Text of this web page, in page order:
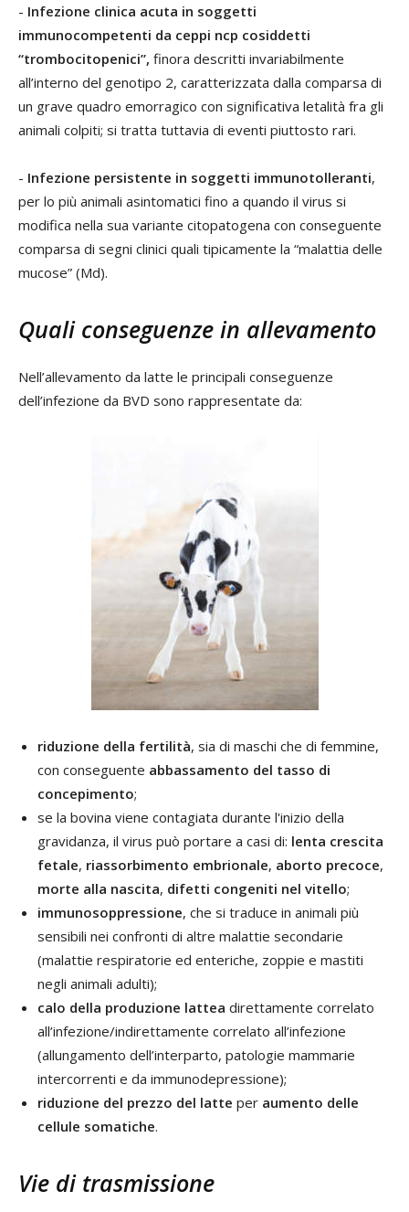
- Infezione clinica acuta in soggetti
immunocompetenti da ceppi ncp cosiddetti
“trombocitopenici”, finora descritti invariabilmente
all’interno del genotipo 2, caratterizzata dalla comparsa di
un grave quadro emorragico con significativa letalità fra gli
animali colpiti; si tratta tuttavia di eventi piuttosto rari.
- Infezione persistente in soggetti immunotolleranti,
per lo più animali asintomatici fino a quando il virus si
modifica nella sua variante citopatogena con conseguente
comparsa di segni clinici quali tipicamente la “malattia delle
mucose” (Md).
Quali conseguenze in allevamento
Nell’allevamento da latte le principali conseguenze
dell’infezione da BVD sono rappresentate da:
riduzione della fertilità, sia di maschi che di femmine,
con conseguente abbassamento del tasso di
concepimento;
se la bovina viene contagiata durante l'inizio della
gravidanza, il virus può portare a casi di: lenta crescita
fetale, riassorbimento embrionale, aborto precoce,
morte alla nascita, difetti congeniti nel vitello;
immunosoppressione, che si traduce in animali più
sensibili nei confronti di altre malattie secondarie
(malattie respiratorie ed enteriche, zoppie e mastiti
negli animali adulti);
calo della produzione lattea direttamente correlato
all’infezione/indirettamente correlato all’infezione
(allungamento dell’interparto, patologie mammarie
intercorrenti e da immunodepressione);
riduzione del prezzo del latte per aumento delle
cellule somatiche.
Vie di trasmissione